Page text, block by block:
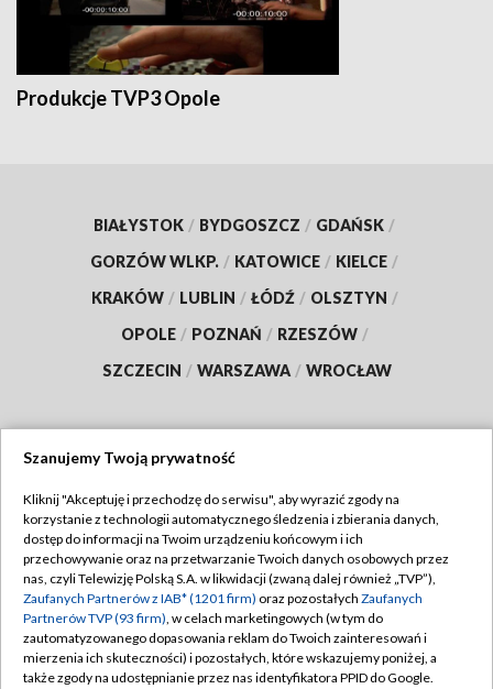
Produkcje TVP3 Opole
BIAŁYSTOK / BYDGOSZCZ / GDAŃSK /
GORZÓW WLKP. / KATOWICE / KIELCE /
KRAKÓW / LUBLIN / ŁÓDŹ / OLSZTYN /
OPOLE / POZNAŃ / RZESZÓW /
SZCZECIN / WARSZAWA / WROCŁAW
TVP
Abonament TVP
Emisja w TVP
Centrum informacji TVP
Naziemna Telewizja Cyfrowa
Regulamin TVP
Polityka prywatności
Moje zgody
Pomoc
Szanujemy Twoją prywatność
Kliknij "Akceptuję i przechodzę do serwisu", aby wyrazić zgody na
korzystanie z technologii automatycznego śledzenia i zbierania danych,
dostęp do informacji na Twoim urządzeniu końcowym i ich
przechowywanie oraz na przetwarzanie Twoich danych osobowych przez
nas, czyli Telewizję Polską S.A. w likwidacji (zwaną dalej również „TVP”),
Zaufanych Partnerów z IAB* (1201 firm) oraz pozostałych Zaufanych
Partnerów TVP (93 firm), w celach marketingowych (w tym do
zautomatyzowanego dopasowania reklam do Twoich zainteresowań i
mierzenia ich skuteczności) i pozostałych, które wskazujemy poniżej, a
także zgody na udostępnianie przez nas identyfikatora PPID do Google.